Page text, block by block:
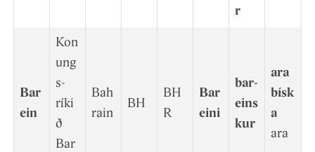
r
Bar
ein
Kon
ung
s­
ríki
ð
Bar
Bah
rain
BH
BH
R
Bar
eini
bar­
eins
kur
ara
bísk
a
ara